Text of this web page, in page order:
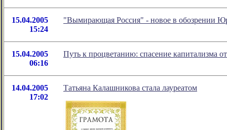
15.04.2005
15:24
"Вымирающая Россия" - новое в обозрении
15.04.2005
06:16
Путь к процветанию: спасение капитализма
14.04.2005
17:02
Татьяна Калашникова стала лауреатом